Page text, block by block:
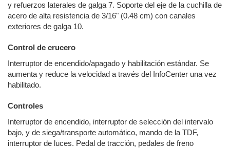
y refuerzos laterales de galga 7. Soporte del eje de la cuchilla de
acero de alta resistencia de 3/16" (0.48 cm) con canales
exteriores de galga 10.
Control de crucero
Interruptor de encendido/apagado y habilitación estándar. Se
aumenta y reduce la velocidad a través del InfoCenter una vez
habilitado.
Controles
Interruptor de encendido, interruptor de selección del intervalo
bajo, y de siega/transporte automático, mando de la TDF,
interruptor de luces. Pedal de tracción, pedales de freno